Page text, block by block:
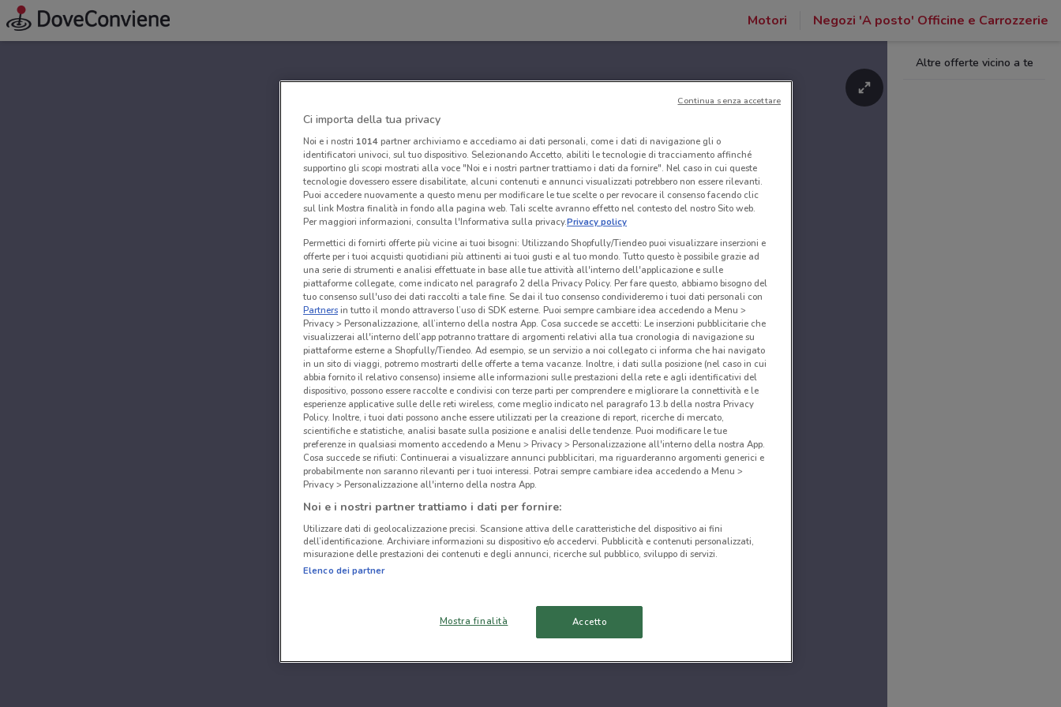
Motori Negozi 'A posto' Officine e Carrozzerie
Altre offerte vicino a te
Ci importa della tua privacy
Noi e i nostri 1014partner archiviamo e accediamo ai dati personali, come i dati di navigazione gli o
identificatori univoci, sul tuo dispositivo. Selezionando Accetto, abiliti le tecnologie di tracciamento affinché
supportino gli scopi mostrati alla voce "Noi e i nostri partner trattiamo i dati da fornire". Nel caso in cui queste
tecnologie dovessero essere disabilitate, alcuni contenuti e annunci visualizzati potrebbero non essere rilevanti.
Puoi accedere nuovamente a questo menu per modificare le tue scelte o per revocare il consenso facendo clic
sul link Mostra finalità in fondo alla pagina web. Tali scelte avranno effetto nel contesto del nostro Sito web.
Per maggiori informazioni, consulta l'Informativa sulla privacy.Privacy policy
Permettici di fornirti offerte più vicine ai tuoi bisogni: Utilizzando Shopfully/Tiendeo puoi visualizzare inserzioni e
offerte per i tuoi acquisti quotidiani più attinenti ai tuoi gusti e al tuo mondo. Tutto questo è possibile grazie ad
una serie di strumenti e analisi effettuate in base alle tue attività all'interno dell'applicazione e sulle
piattaforme collegate, come indicato nel paragrafo 2 della Privacy Policy. Per fare questo, abbiamo bisogno del
tuo consenso sull'uso dei dati raccolti a tale fine. Se dai il tuo consenso condivideremo i tuoi dati personali con
Partnersin tutto il mondo attraverso l’uso di SDK esterne. Puoi sempre cambiare idea accedendo a Menu >
Privacy > Personalizzazione, all’interno della nostra App. Cosa succede se accetti: Le inserzioni pubblicitarie che
visualizzerai all'interno dell’app potranno trattare di argomenti relativi alla tua cronologia di navigazione su
piattaforme esterne a Shopfully/Tiendeo. Ad esempio, se un servizio a noi collegato ci informa che hai navigato
in un sito di viaggi, potremo mostrarti delle offerte a tema vacanze. Inoltre, i dati sulla posizione (nel caso in cui
abbia fornito il relativo consenso) insieme alle informazioni sulle prestazioni della rete e agli identificativi del
dispositivo, possono essere raccolte e condivisi con terze parti per comprendere e migliorare la connettività e le
esperienze applicative sulle delle reti wireless, come meglio indicato nel paragrafo 13.b della nostra Privacy
Policy. Inoltre, i tuoi dati possono anche essere utilizzati per la creazione di report, ricerche di mercato,
scientifiche e statistiche, analisi basate sulla posizione e analisi delle tendenze. Puoi modificare le tue
preferenze in qualsiasi momento accedendo a Menu > Privacy > Personalizzazione all'interno della nostra App.
Cosa succede se rifiuti: Continuerai a visualizzare annunci pubblicitari, ma riguarderanno argomenti generici e
probabilmente non saranno rilevanti per i tuoi interessi. Potrai sempre cambiare idea accedendo a Menu >
Privacy > Personalizzazione all'interno della nostra App.
Noi e i nostri partner trattiamo i dati per fornire:
Utilizzare dati di geolocalizzazione precisi. Scansione attiva delle caratteristiche del dispositivo ai fini
dell’identificazione. Archiviare informazioni su dispositivo e/o accedervi. Pubblicità e contenuti personalizzati,
misurazione delle prestazioni dei contenuti e degli annunci, ricerche sul pubblico, sviluppo di servizi.
Elenco dei partner
Mostra finalità Accetto
Continua senza accettare